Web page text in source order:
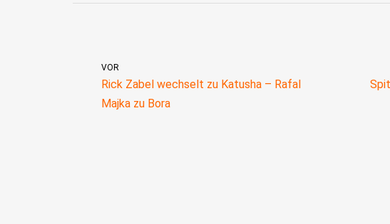
VOR
Rick Zabel wechselt zu Katusha – Rafal
Majka zu Bora